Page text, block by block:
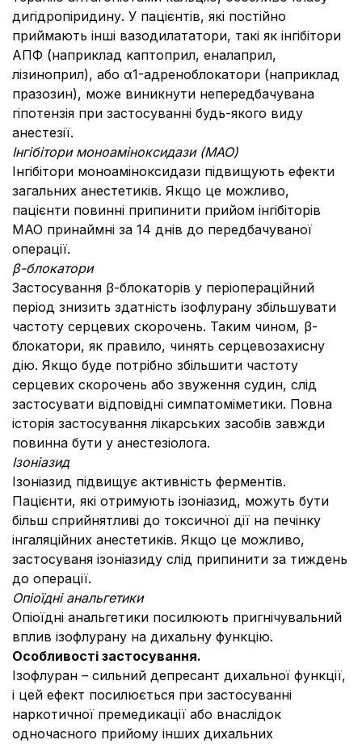
дигідропіридину. У пацієнтів, які постійно
приймають інші вазодилататори, такі як інгібітори
АПФ (наприклад каптоприл, еналаприл,
лізиноприл), або α1-адреноблокатори (наприклад
празозин), може виникнути непередбачувана
гіпотензія при застосуванні будь-якого виду
анестезії.
Інгібітори моноаміноксидази (МАО)
Інгібітори моноаміноксидази підвищують ефекти
загальних анестетиків. Якщо це можливо,
пацієнти повинні припинити прийом інгібіторів
МАО принаймні за 14 днів до передбачуваної
операції.
β-блокатори
Застосування β-блокаторів у періопераційний
період знизить здатність ізофлурану збільшувати
частоту серцевих скорочень. Таким чином, β-
блокатори, як правило, чинять серцевозахисну
дію. Якщо буде потрібно збільшити частоту
серцевих скорочень або звуження судин, слід
застосувати відповідні симпатоміметики. Повна
історія застосування лікарських засобів завжди
повинна бути у анестезіолога.
Ізоніазид
Ізоніазид підвищує активність ферментів.
Пацієнти, які отримують ізоніазид, можуть бути
більш сприйнятливі до токсичної дії на печінку
інгаляційних анестетиків. Якщо це можливо,
застосуваня ізоніазиду слід припинити за тиждень
до операції.
Опіоїдні анальгетики
Опіоїдні анальгетики посилюють пригнічувальний
вплив ізофлурану на дихальну функцію.
Особливості застосування.
Ізофлуран – сильний депресант дихальної функції,
і цей ефект посилюється при застосуванні
наркотичної премедикації або внаслідок
одночасного прийому інших дихальних